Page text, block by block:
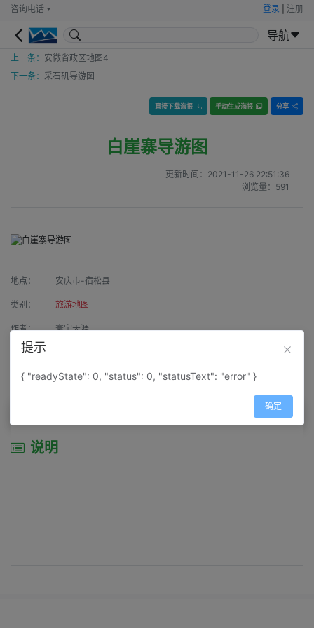
咨询电话 登录 注册
导航
上一条： 安微省政区地图4
下一条： 采石矶导游图
直接下载海报 手动生成海报 分享
白崖寨导游图
更新时间： 2021-11-26 22:51:36
浏览量： 591
地点： 安庆市-宿松县
类别： 旅游地图
作者： 寰宇天涯
来源：
属性： 地图属性： 地图类型-景区导游图
说明
提示
{ "readyState": 0, "status": 0, "statusText": "error" }
确定